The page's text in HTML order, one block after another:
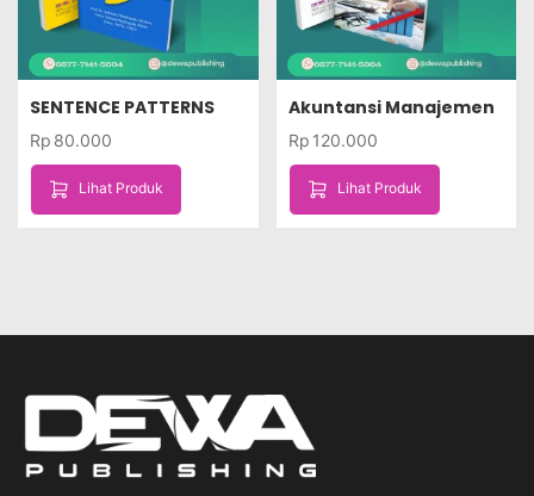
SENTENCE PATTERNS
Rp 80.000
Lihat Produk
Akuntansi Manajemen
Rp 120.000
Lihat Produk